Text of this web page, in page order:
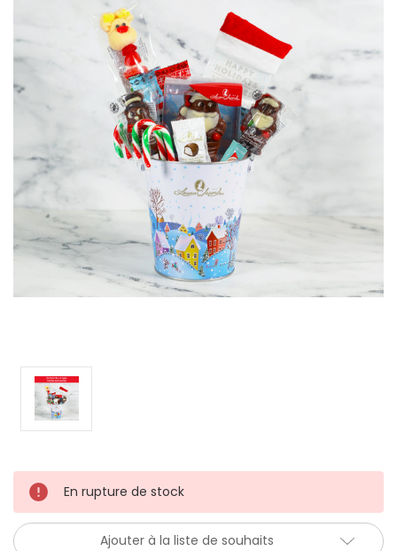
En rupture de stock
Ajouter à la liste de souhaits